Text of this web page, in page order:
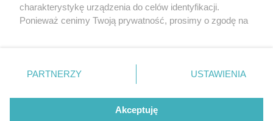
Aktualności
Tcz24
Historia miasta
Muzyka i kultura
Archiwum wydarzeń
Zdjęcia miasta
charakterystykę urządzenia do celów identyfikacji.
Ponieważ cenimy Twoją prywatność, prosimy o zgodę na
znajdujący się w lewym dolnym rogu strony
. Niektóre
przetwarzaniu. Preferencje będą miały zastosowania tylko
PARTNERZY USTAWIENIA
Akceptuję